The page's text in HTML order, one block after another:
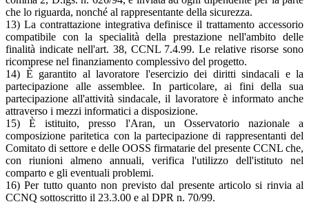
che lo riguarda, nonché al rappresentante della sicurezza.
13) La contrattazione integrativa definisce il trattamento accessorio
compatibile con la specialità della prestazione nell'ambito delle
finalità indicate nell'art. 38, CCNL 7.4.99. Le relative risorse sono
ricomprese nel finanziamento complessivo del progetto.
14) È garantito al lavoratore l'esercizio dei diritti sindacali e la
partecipazione alle assemblee. In particolare, ai fini della sua
partecipazione all'attività sindacale, il lavoratore è informato anche
attraverso i mezzi informatici a disposizione.
15) È istituito, presso l'Aran, un Osservatorio nazionale a
composizione paritetica con la partecipazione di rappresentanti del
Comitato di settore e delle OOSS firmatarie del presente CCNL che,
con riunioni almeno annuali, verifica l'utilizzo dell'istituto nel
comparto e gli eventuali problemi.
16) Per tutto quanto non previsto dal presente articolo si rinvia al
CCNQ sottoscritto il 23.3.00 e al DPR n. 70/99.